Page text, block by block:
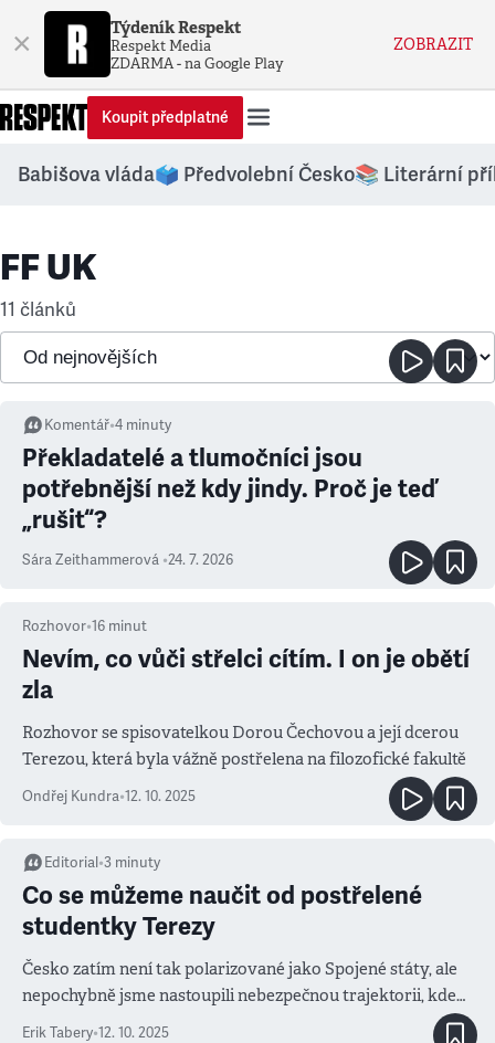
× Týdeník Respekt
Respekt Media
ZDARMA - na Google Play
ZOBRAZIT
Koupit předplatné
Babišova vláda🗳️ Předvolební Česko📚 Literární
FF UK
11 článků
Komentář•4 minuty
Překladatelé a tlumočníci jsou
potřebnější než kdy jindy. Proč je teď
„rušit“?
Sára Zeithammerová •24. 7. 2026
Rozhovor•16 minut
Nevím, co vůči střelci cítím. I on je obětí
zla
Rozhovor se spisovatelkou Dorou Čechovou a její dcerou
Terezou, která byla vážně postřelena na filozofické fakultě
Ondřej Kundra•12. 10. 2025
Editorial •3 minuty
Co se můžeme naučit od postřelené
studentky Terezy
Česko zatím není tak polarizované jako Spojené státy, ale
nepochybně jsme nastoupili nebezpečnou trajektorii, kde
se zdá nemožné hledat nějaký kompromis
Erik Tabery•12. 10. 2025